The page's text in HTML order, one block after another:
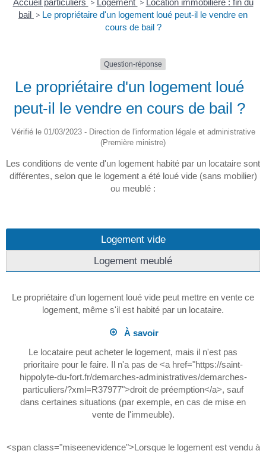
Accueil particuliers > Logement > Location immobilière : fin du
bail > Le propriétaire d'un logement loué peut-il le vendre en
cours de bail ?
Question-réponse
Le propriétaire d'un logement loué
peut-il le vendre en cours de bail ?
Vérifié le 01/03/2023 - Direction de l'information légale et administrative
(Première ministre)
Les conditions de vente d'un logement habité par un locataire sont
différentes, selon que le logement a été loué vide (sans mobilier)
ou meublé :
Logement vide
Logement meublé
Le propriétaire d'un logement loué vide peut mettre en vente ce
logement, même s'il est habité par un locataire.
À savoir
Le locataire peut acheter le logement, mais il n'est pas
prioritaire pour le faire. Il n'a pas de <a href="https://saint-
hippolyte-du-fort.fr/demarches-administratives/demarches-
particuliers/?xml=R37977">droit de préemption</a>, sauf
dans certaines situations (par exemple, en cas de mise en
vente de l'immeuble).
<span class="miseenevidence">Lorsque le logement est vendu à